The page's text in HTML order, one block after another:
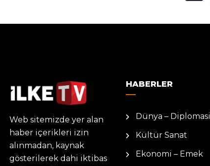
Web sitemizde yer alan
haber içerikleri izin
alınmadan, kaynak
gösterilerek dahi iktibas
HABERLER
Dünya – Diplomasi
Kültür Sanat
Ekonomi – Emek